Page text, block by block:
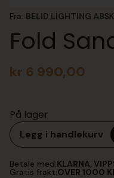
Fra: BELID LIGHTING AB
Fold
kr 6 990,00
På lager
Legg i handlekurv
Betale med:KLARNA,
Gratis frakt:OVER 1000